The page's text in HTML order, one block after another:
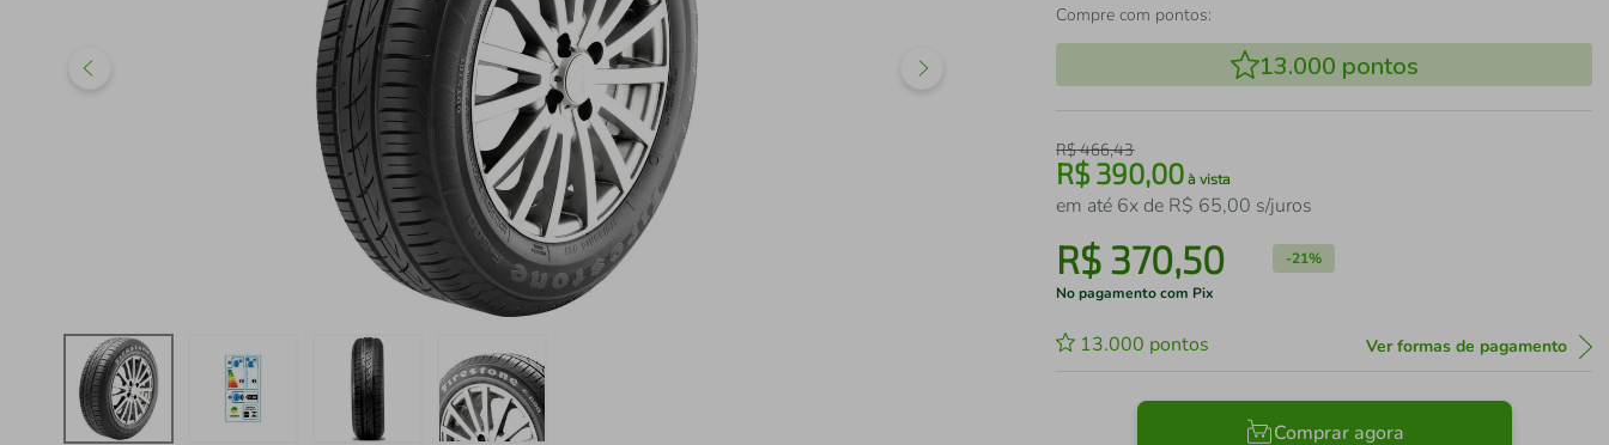
Compre com pontos:
13.000 pontos
R$466,43
R$390,00 à vista
em até 6x de R$ 65,00 s/juros
R$ 370,50 -21%
No pagamento com Pix
13.000 pontos Ver formas de pagamento
Comprar agora